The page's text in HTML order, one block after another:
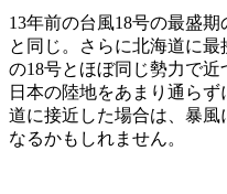
13年前の台風18号の最盛期
と同じ。さらに北海道に最
の18号とほぼ同じ勢力で
日本の陸地をあまり通ら
道に接近した場合は、暴
なるかもしれません。